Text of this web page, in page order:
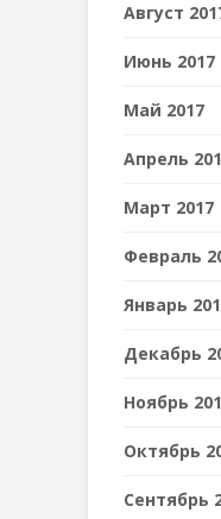
Август
Июнь 2017
Май 2017
Апрель
Март 2017
Февраль
Январь
Декабрь
Ноябрь
Октябрь
Сентябрь